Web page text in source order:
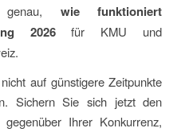
wie funktioniert
2026für KMU und
auf günstigere Zeitpunkte
Sichern Sie sich jetzt den
gegenüber Ihrer Konkurrenz,